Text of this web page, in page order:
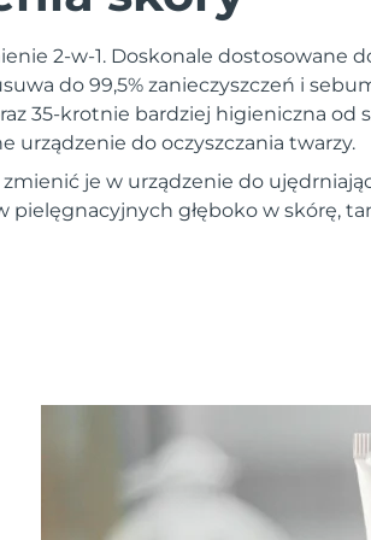
2-w-1. Doskonale dostosowane
do 99,5% zanieczyszczeń i
35-krotnie bardziej higieniczna od
urządzenie do oczyszczania twarzy.
zmienić je w urządzenie do
głęboko w skórę,